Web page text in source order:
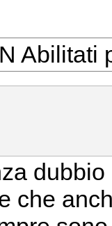
Abilitati
che